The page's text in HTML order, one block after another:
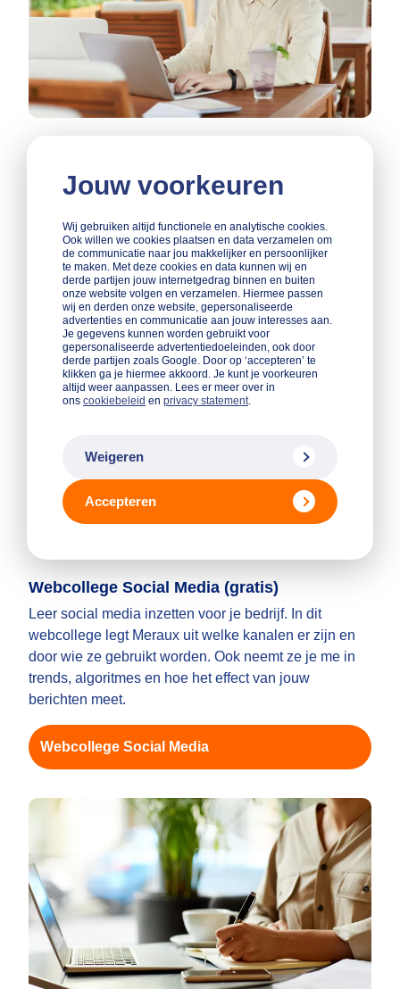
Jouw voorkeuren
Wij gebruiken altijd functionele en analytische cookies.
Ook willen we cookies plaatsen en data verzamelen om
de communicatie naar jou makkelijker en persoonlijker
te maken. Met deze cookies en data kunnen wij en
derde partijen jouw internetgedrag binnen en buiten
onze website volgen en verzamelen. Hiermee passen
wij en derden onze website, gepersonaliseerde
advertenties en communicatie aan jouw interesses aan.
Je gegevens kunnen worden gebruikt voor
gepersonaliseerde advertentiedoeleinden, ook door
derde partijen zoals Google. Door op ‘accepteren’ te
klikken ga je hiermee akkoord. Je kunt je voorkeuren
altijd weer aanpassen. Lees er meer over in
ons cookiebeleid en privacy statement
Weigeren
Accepteren
Elk bedrijf krijgt een keer met tegenslag te maken. Zet
webcollege!
Lees meer
Webcollege Social Media (gratis)
Leer social media inzetten voor je bedrijf. In dit
webcollege legt Meraux uit welke kanalen er zijn en
door wie ze gebruikt worden. Ook neemt ze je me in
trends, algoritmes en hoe het effect van jouw
berichten meet.
Webcollege Social Media